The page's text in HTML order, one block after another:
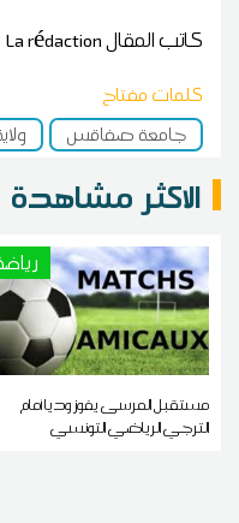
كاتب المقالLa rédaction
كلمات مفتاح
جامعة صفاقس
الاكثر مشاهدة
مستقبل المرسى يفوز وديا أمام
الترجي الرياضي التونسي